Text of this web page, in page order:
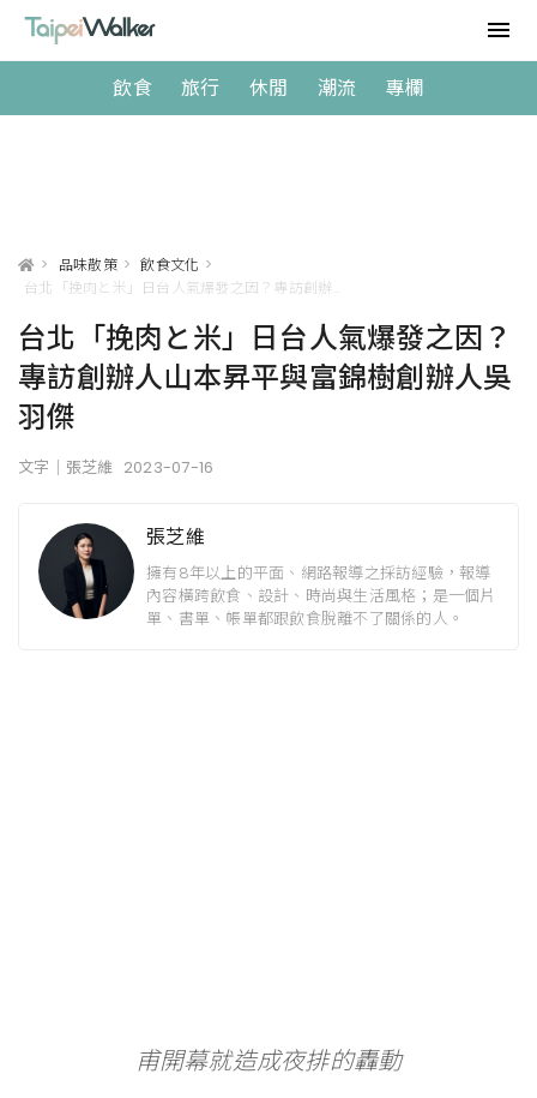
飲食 旅行 休閒 潮流 專欄
> 品味散策 > 飲食文化 >
台北「挽肉と米」日台人氣爆發之因？
專訪創辦人山本昇平與富錦樹創辦人吳
羽傑
文字｜張芝維 2023-07-16
張芝維
擁有8年以上的平面、網路報導之採訪經驗，報導
內容橫跨飲食、設計、時尚與生活風格；是一個片
單、書單、帳單都跟飲食脫離不了關係的人。
甫開幕就造成夜排的轟動